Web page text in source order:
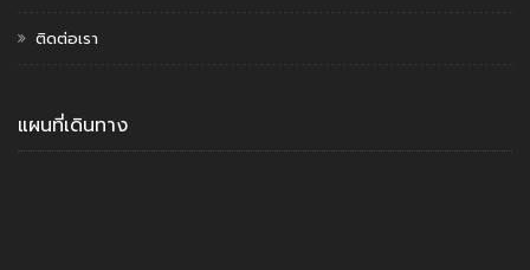
ติดต่อเรา
แผนที่เดินทาง